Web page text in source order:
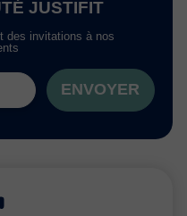
JUSTIFIT
des invitations à nos
ENVOYER